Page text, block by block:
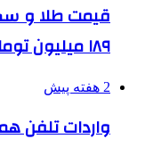
قیمت طلا و
۱۸۹ میلیون تومان
2 هفته پیش
واردات تلفن